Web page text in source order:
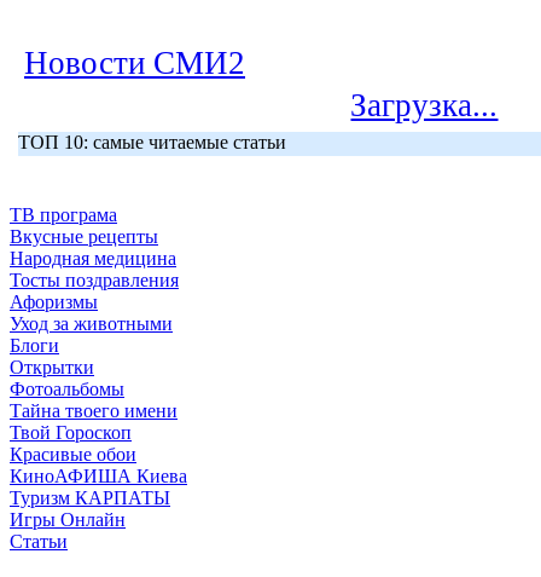
Новости СМИ2
Загрузка...
ТОП 10: самые читаемые статьи
ТВ програма
Вкусные рецепты
Народная медицина
Тосты поздравления
Афоризмы
Уход за животными
Блоги
Открытки
Фотоальбомы
Тайна твоего имени
Твой Гороскоп
Красивые обои
КиноАФИША Киева
Туризм КАРПАТЫ
Игры Онлайн
Статьи